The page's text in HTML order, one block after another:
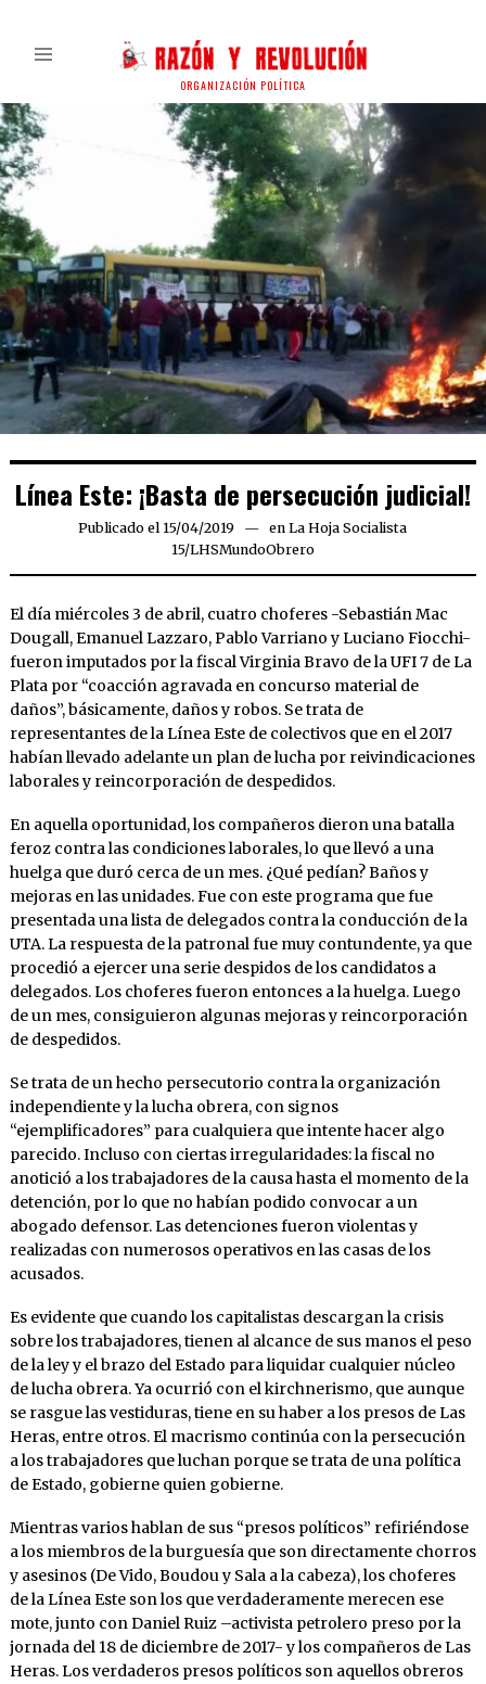
ORGANIZACIÓN POLÍTICA
Línea Este: ¡Basta de persecución judicial!
Publicado el 15/04/2019 15/04/2019
en La Hoja Socialista
15/LHSMundoObrero
El día miércoles 3 de abril, cuatro choferes -Sebastián Mac
Dougall, Emanuel Lazzaro, Pablo Varriano y Luciano Fiocchi-
fueron imputados por la fiscal Virginia Bravo de la UFI 7 de La
Plata por “coacción agravada en concurso material de
daños”, básicamente, daños y robos. Se trata de
representantes de la Línea Este de colectivos que en el 2017
habían llevado adelante un plan de lucha por reivindicaciones
laborales y reincorporación de despedidos.
En aquella oportunidad, los compañeros dieron una batalla
feroz contra las condiciones laborales, lo que llevó a una
huelga que duró cerca de un mes. ¿Qué pedían? Baños y
mejoras en las unidades. Fue con este programa que fue
presentada una lista de delegados contra la conducción de la
UTA. La respuesta de la patronal fue muy contundente, ya que
procedió a ejercer una serie despidos de los candidatos a
delegados. Los choferes fueron entonces a la huelga. Luego
de un mes, consiguieron algunas mejoras y reincorporación
de despedidos.
Se trata de un hecho persecutorio contra la organización
independiente y la lucha obrera, con signos
“ejemplificadores” para cualquiera que intente hacer algo
parecido. Incluso con ciertas irregularidades: la fiscal no
anotició a los trabajadores de la causa hasta el momento de la
detención, por lo que no habían podido convocar a un
abogado defensor. Las detenciones fueron violentas y
realizadas con numerosos operativos en las casas de los
acusados.
Es evidente que cuando los capitalistas descargan la crisis
sobre los trabajadores, tienen al alcance de sus manos el peso
de la ley y el brazo del Estado para liquidar cualquier núcleo
de lucha obrera. Ya ocurrió con el kirchnerismo, que aunque
se rasgue las vestiduras, tiene en su haber a los presos de Las
Heras, entre otros. El macrismo continúa con la persecución
a los trabajadores que luchan porque se trata de una política
de Estado, gobierne quien gobierne.
Mientras varios hablan de sus “presos políticos” refiriéndose
a los miembros de la burguesía que son directamente chorros
y asesinos (De Vido, Boudou y Sala a la cabeza), los choferes
de la Línea Este son los que verdaderamente merecen ese
mote, junto con Daniel Ruiz –activista petrolero preso por la
jornada del 18 de diciembre de 2017- y los compañeros de Las
Heras. Los verdaderos presos políticos son aquellos obreros